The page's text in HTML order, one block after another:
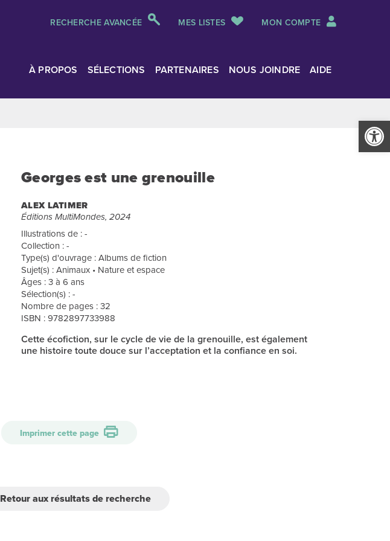
Ouvrir
RECHERCHE AVANCÉE MES LISTES MON COMPTE
À PROPOS SÉLECTIONS PARTENAIRES NOUS JOINDRE AIDE
Georges est une grenouille
ALEX LATIMER
Éditions MultiMondes, 2024
Illustrations de : -
Collection : -
Type(s) d'ouvrage : Albums de fiction
Sujet(s) : Animaux • Nature et espace
Âges : 3 à 6 ans
Sélection(s) : -
Nombre de pages : 32
ISBN : 9782897733988
Cette écofiction, sur le cycle de vie de la grenouille, est également
une histoire toute douce sur l’acceptation et la confiance en soi.
Imprimer cette page
Retour aux résultats de recherche